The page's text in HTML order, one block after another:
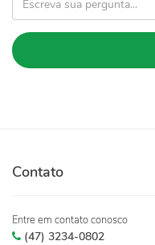
Contato
Entre em contato conosco
(47) 3234-0802